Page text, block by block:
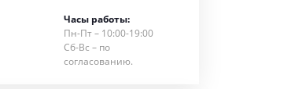
Часы работы:
Пн-Пт – 10:00-19:00
Сб-Вс – по
согласованию.